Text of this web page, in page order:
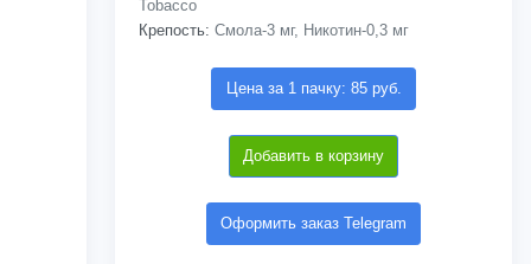
Tobacco
Крепость: Смола-3 мг, Никотин-0,3 мг
Цена за 1 пачку: 85 руб.
Добавить в корзину
Оформить заказ Telegram